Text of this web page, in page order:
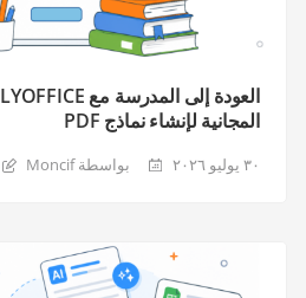
المجانية لإنشاء نماذج PDF
٣٠ يوليو ٢٠٢٦ بواسطة Moncif